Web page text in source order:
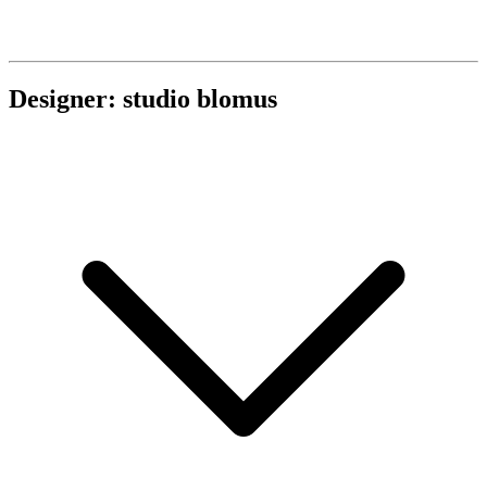
Designer: studio blomus